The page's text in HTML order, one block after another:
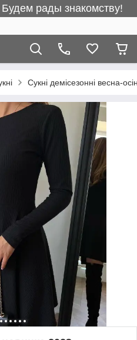
рады знакомству!
Сукні демісезонні весна-